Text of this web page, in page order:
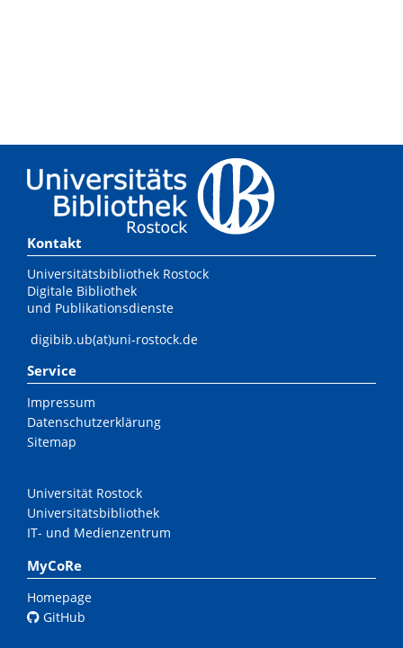
Kontakt
Universitätsbibliothek Rostock
Digitale Bibliothek
und Publikationsdienste
digibib.ub(at)uni-rostock.de
Service
Impressum
Datenschutzerklärung
Sitemap
Universität Rostock
Universitätsbibliothek
IT- und Medienzentrum
MyCoRe
Homepage
GitHub